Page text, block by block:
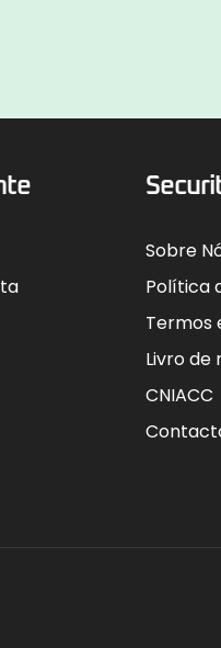
Sobre
Política
Termos
Livro de
CNIACC